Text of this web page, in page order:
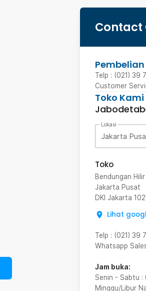
Contact
Telp : (021) 39
Customer
Toko Kami
Lokasi
Jakarta
Toko
Bendungan
Jakarta Pusat
DKI Jakarta
Lihat
Telp : (021) 39
Whatsapp
Jam buka:
Senin - Sabtu :
Minggu/Libur